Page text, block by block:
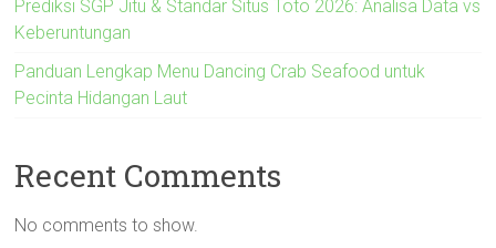
Prediksi SGP Jitu & Standar Situs Toto 2026: Analisa Data vs
Keberuntungan
Panduan Lengkap Menu Dancing Crab Seafood untuk
Pecinta Hidangan Laut
Recent Comments
No comments to show.